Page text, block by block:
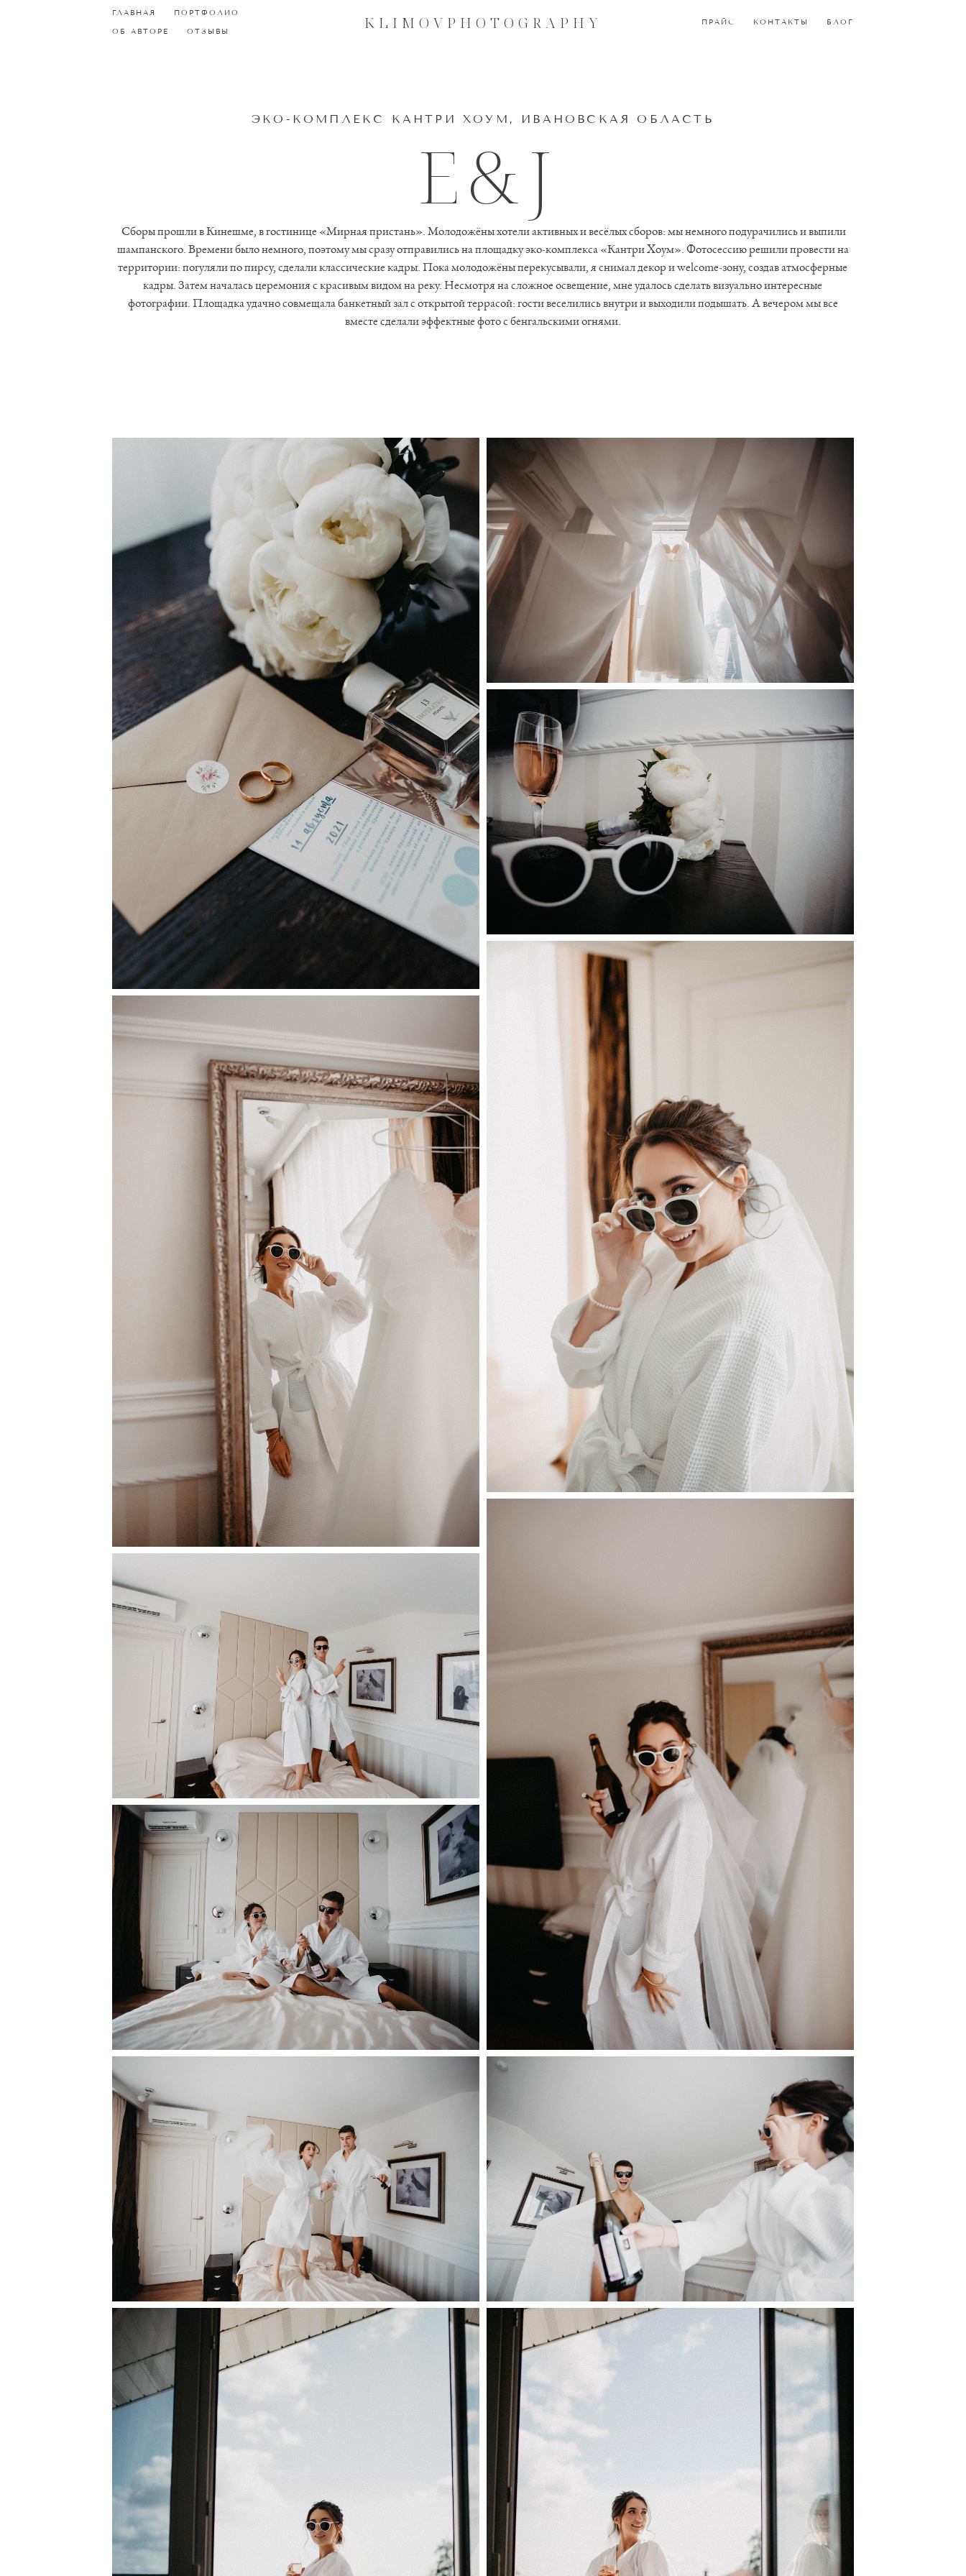
ГЛАВНАЯ
ПОРТФОЛИО
ОБ АВТОРЕ
ОТЗЫВЫ KLIMOVPHOTOGRAPHY ПРАЙС КОНТАКТЫ БЛОГ
ГЛАВНАЯ
ПОРТФОЛИО
ОБ АВТОРЕ
ОТЗЫВЫ KLIMOVPHOTOGRAPHY ПРАЙС КОНТАКТЫ БЛОГ
ЭКО-КОМПЛЕКС КАНТРИ ХОУМ, ИВАНОВСКАЯ ОБЛАСТЬ
E & J
Сборы прошли в Кинешме, в гостинице «Мирная пристань». Молодожёны хотели активных и весёлых сборов: мы немного подурачились и выпили
шампанского. Времени было немного, поэтому мы сразу отправились на площадку эко-комплекса «Кантри Хоум». Фотосессию решили провести на
территории: погуляли по пирсу, сделали классические кадры. Пока молодожёны перекусывали, я снимал декор и welcome-зону, создав атмосферные
кадры. Затем началась церемония с красивым видом на реку. Несмотря на сложное освещение, мне удалось сделать визуально интересные
фотографии. Площадка удачно совмещала банкетный зал с открытой террасой: гости веселились внутри и выходили подышать. А вечером мы все
вместе сделали эффектные фото с бенгальскими огнями.